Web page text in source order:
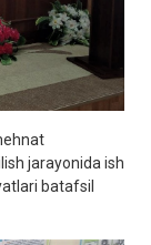
jarayonida ish
batafsil